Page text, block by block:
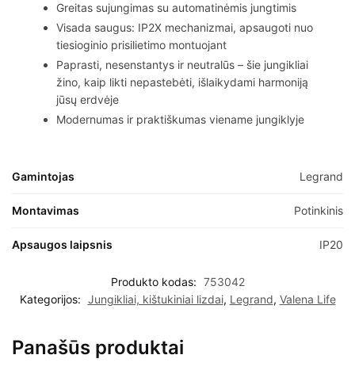
Greitas sujungimas su automatinėmis jungtimis
Visada saugus: IP2X mechanizmai, apsaugoti nuo
tiesioginio prisilietimo montuojant
Paprasti, nesenstantys ir neutralūs – šie jungikliai
žino, kaip likti nepastebėti, išlaikydami harmoniją
jūsų erdvėje
Modernumas ir praktiškumas viename jungiklyje
Gamintojas Legrand
Montavimas Potinkinis
Apsaugos laipsnis IP20
Produkto kodas: 753042
Kategorijos: Jungikliai, kištukiniai lizdai, Legrand, Valena Life
Panašūs produktai